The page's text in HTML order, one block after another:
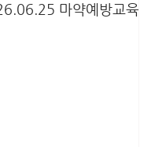
마약예방교육